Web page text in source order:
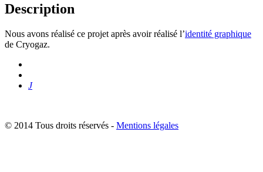
Description
Nous avons réalisé ce projet après avoir réalisé l’identité graphique
de Cryogaz.
J
© 2014 Tous droits réservés - Mentions légales